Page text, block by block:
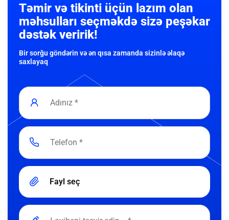
Təmir və tikinti üçün lazım olan
məhsulları seçməkdə sizə peşəkar
dəstək veririk!
Bir sorğu göndərin və ən qısa zamanda sizinlə əlaqə
saxlayaq
Fayl seç